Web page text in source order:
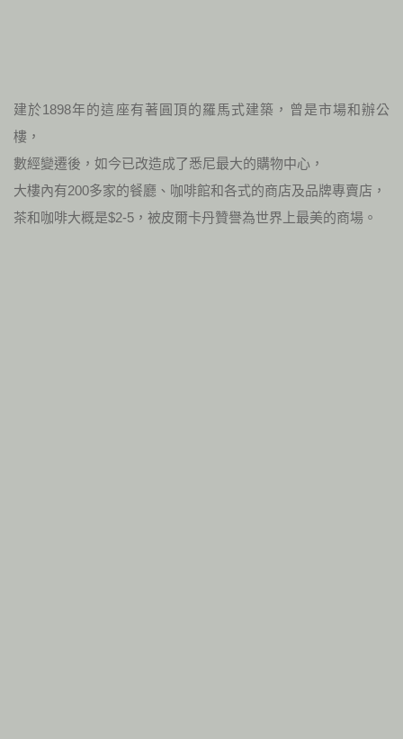
建於1898年的這座有著圓頂的羅馬式建築，曾是市場和辦公
樓，
數經變遷後，如今已改造成了悉尼最大的購物中心，
大樓內有200多家的餐廳、咖啡館和各式的商店及品牌專賣店，
茶和咖啡大概是$2-5，被皮爾卡丹贊譽為世界上最美的商場。